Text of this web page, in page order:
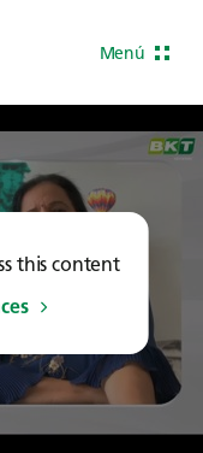
Menú
this content